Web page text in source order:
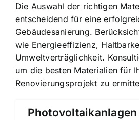
Die Auswahl der richtigen
entscheidend für eine
Gebäudesanierung.
wie Energieeffizienz,
Umweltverträglichkeit.
um die besten Materialien für
Renovierungsprojekt zu